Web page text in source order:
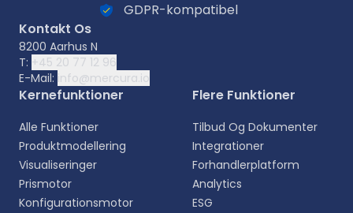
GDPR-kompatibel
Kontakt Os
8200 Aarhus N
T: +45 20 77 12 96
E-Mail: info@mercura.io
Kernefunktioner
Alle Funktioner
Produktmodellering
Visualiseringer
Prismotor
Konfigurationsmotor
Flere Funktioner
Tilbud Og Dokumenter
Integrationer
Forhandlerplatform
Analytics
ESG